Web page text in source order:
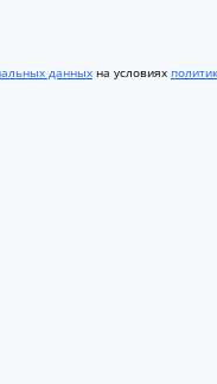
данных на условиях